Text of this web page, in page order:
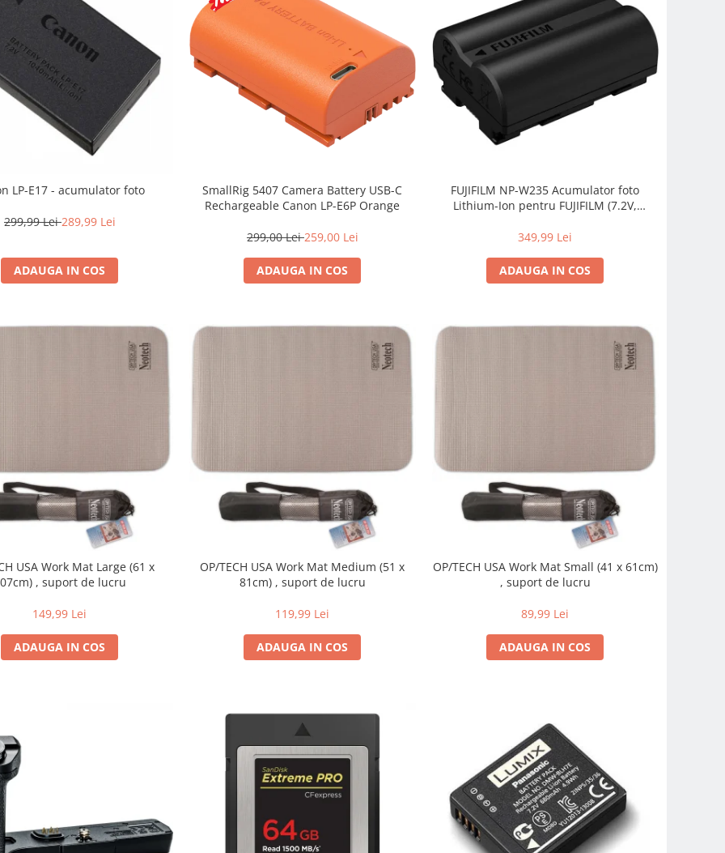
LP-E17 - acumulator foto
299,99 Lei289,99 Lei
ADAUGA IN COS
SmallRig 5407 Camera Battery USB-C
Rechargeable Canon LP-E6P Orange
299,00 Lei259,00 Lei
ADAUGA IN COS
FUJIFILM NP-W235 Acumulator foto
Lithium-Ion pentru FUJIFILM (7.2V,
349,99 Lei
ADAUGA IN COS
USA Work Mat Large (61 x
, suport de lucru
149,99 Lei
ADAUGA IN COS
OP/TECH USA Work Mat Medium (51 x
81cm) , suport de lucru
119,99 Lei
ADAUGA IN COS
OP/TECH USA Work Mat Small (41 x 61cm)
, suport de lucru
89,99 Lei
ADAUGA IN COS